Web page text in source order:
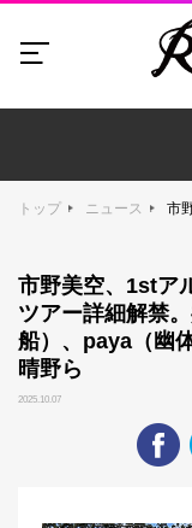
トップ ニュース 市野美空
市野美空、1stア
ツアー詳細解禁
船）、paya（幽
晴野ら
2025.10.07